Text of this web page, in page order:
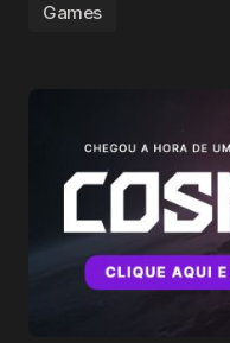
Games